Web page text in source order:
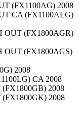
(FX1100AG) 2008
CA (FX1100ALG)
OUT (FX1800AGR)
OUT (FX1800AGS)
2008
CA 2008
2008
2008